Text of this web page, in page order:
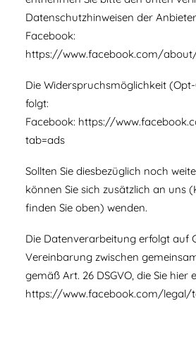
Datenschutzhinweisen der
Facebook:
https://www.facebook.com/
Die Widerspruchsmöglichkeit
folgt:
Facebook: https://
tab=ads
Sollten Sie diesbezüglich noch
können Sie sich zusätzlich an uns
finden Sie oben) wenden.
Die Datenverarbeitung erfolgt auf
Vereinbarung zwischen
gemäß Art. 26 DSGVO, die Sie hier
https://www.facebook.com/